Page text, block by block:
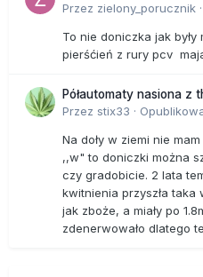
Przez zielony_porucznik ·
To nie doniczka jak były
pierśćień z rury pcv
Półautomaty nasiona z
Przez stix33 ·
Na doły w ziemi nie
,,w" to doniczki można
czy gradobicie. 2 lata
kwitnienia przyszła taka
jak zboże, a miały po
zdenerwowało dlatego